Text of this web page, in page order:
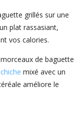
grillés sur une
plat rassasiant,
vos calories.
de baguette
mixé avec un
améliore le